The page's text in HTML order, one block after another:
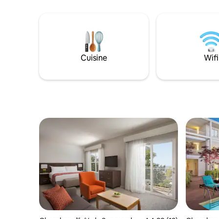
Amphitheater, du California's Great
America, de la Winchester Mystery
House, du Twin Creeks Sports Complex,
de l'Université de Santa Clara, du Santa
du Santa Clara Convention Center.
Creeks,
Kaiser et
Cuisine Wifi